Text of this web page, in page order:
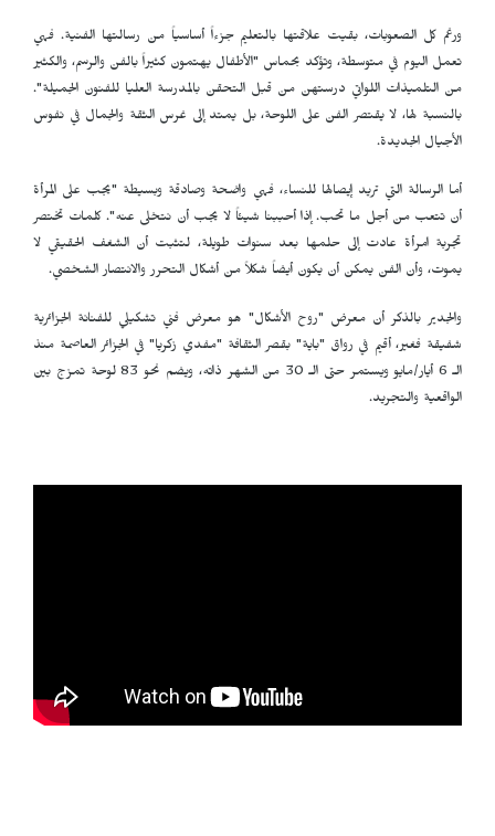
ورغم كل الصعوبات، بقيت علاقتها بالتعليم جزءاً أساسياً من رسالتها الفنية. فهي
تعمل اليوم في متوسطة، وتؤكد بحماس "الأطفال يهتمون كثيراً بالفن والرسم، والكثير
من التلميذات اللواتي درستهن من قبل التحقن بالمدرسة العليا للفنون الجميلة".
بالنسبة لها، لا يقتصر الفن على اللوحة، بل يمتد إلى غرس الثقة والجمال في نفوس
الأجيال الجديدة.
أما الرسالة التي تريد إيصالها للنساء، فهي واضحة وصادقة وبسيطة "يجب على المرأة
أن تتعب من أجل ما تحب. إذا أحببنا شيئاً لا يجب أن نتخلى عنه". كلمات تختصر
تجربة امرأة عادت إلى حلمها بعد سنوات طويلة، لتثبت أن الشغف الحقيقي لا
يموت، وأن الفن يمكن أن يكون أيضاً شكلاً من أشكال التحرر والانتصار الشخصي.
والجدير بالذكر أن معرض "روح الأشكال" هو معرض فني تشكيلي للفنانة الجزائرية
شفيقة فغير، أقيم في رواق "باية" بقصر الثقافة "مفدي زكريا" في الجزائر العاصمة منذ
الـ 6 أيار/مايو ويستمر حتى الـ 30 من الشهر ذاته، ويضم نحو 83 لوحة تمزج بين
الواقعية والتجريد.